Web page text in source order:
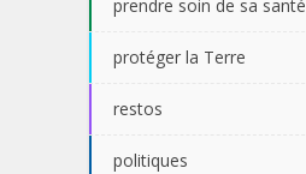
prendre soin de sa santé
protéger la Terre
restos
politiques